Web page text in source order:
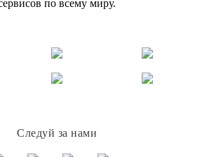
по всему миру.
Следуй за нами